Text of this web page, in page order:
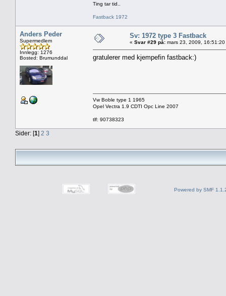
Ting tar tid..
Fastback 1972
Anders Peder
Supermedlem
Innlegg: 1276
Bosted: Brumunddal
Sv: 1972 type 3 Fastback
« Svar #29 på: mars 23, 2009, 16:51:20
gratulerer med kjempefin fastback:)
Vw Boble type 1 1965
Opel Vectra 1.9 CDTI Opc Line 2007
tlf: 90738323
Sider: [1] 2 3
Powered by SMF